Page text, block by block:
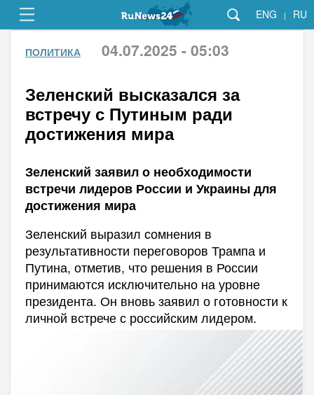
ENG | RU
ПОЛИТИКА 04.07.2025 - 05:03
Зеленский высказался за
встречу с Путиным ради
достижения мира
Зеленский заявил о необходимости
встречи лидеров России и Украины для
достижения мира
Зеленский выразил сомнения в
результативности переговоров Трампа и
Путина, отметив, что решения в России
принимаются исключительно на уровне
президента. Он вновь заявил о готовности к
личной встрече с российским лидером.